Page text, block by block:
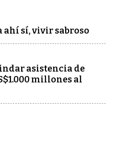
ahí sí, vivir sabroso
asistencia de
millones al